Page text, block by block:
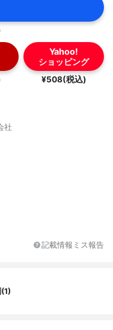
Yahoo!
ショッピング
¥508(税込)
社
記載情報ミス報告